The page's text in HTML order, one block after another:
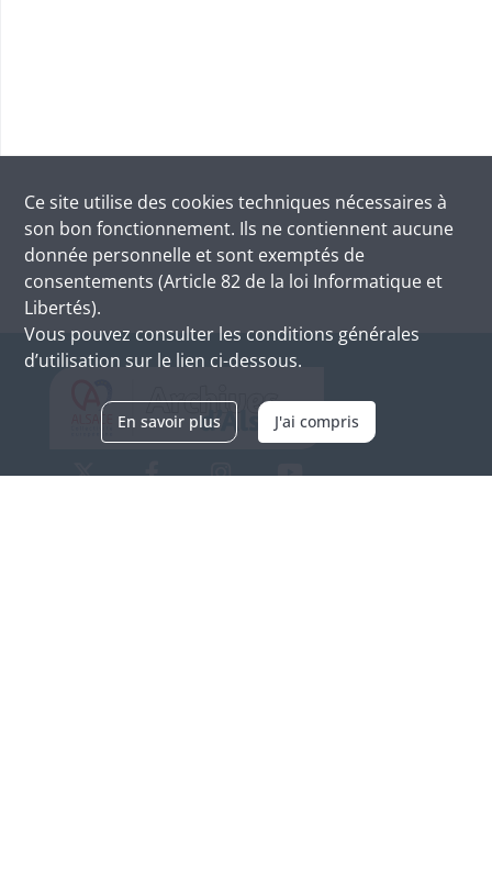
Ce site utilise des cookies techniques nécessaires à
son bon fonctionnement. Ils ne contiennent aucune
donnée personnelle et sont exemptés de
consentements (Article 82 de la loi Informatique et
Libertés).
Vous pouvez consulter les conditions générales
d’utilisation sur le lien ci-dessous.
En savoir plus J'ai compris